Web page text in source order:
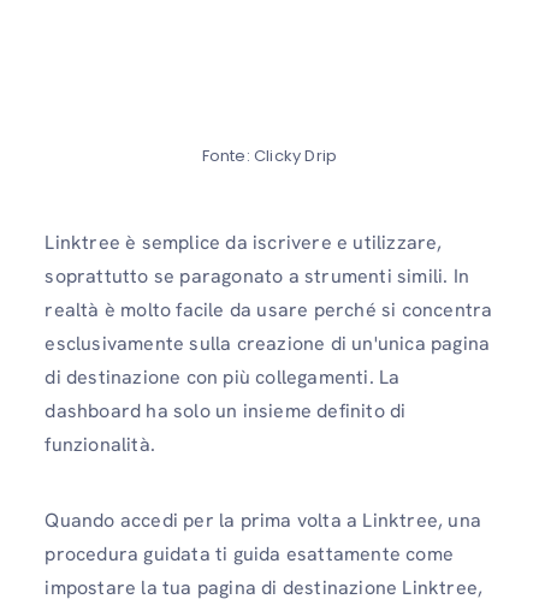
Fonte: Clicky Drip
Linktree è semplice da iscrivere e utilizzare,
soprattutto se paragonato a strumenti simili. In
realtà è molto facile da usare perché si concentra
esclusivamente sulla creazione di un'unica pagina
di destinazione con più collegamenti. La
dashboard ha solo un insieme definito di
funzionalità.
Quando accedi per la prima volta a Linktree, una
procedura guidata ti guida esattamente come
impostare la tua pagina di destinazione Linktree,